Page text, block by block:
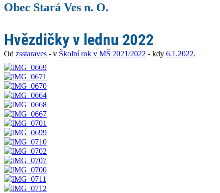
Obec Stará Ves n. O.
Hvězdičky v lednu 2022
Od zsstaraves - v Školní rok v MŠ 2021/2022 - kdy 6.1.2022.